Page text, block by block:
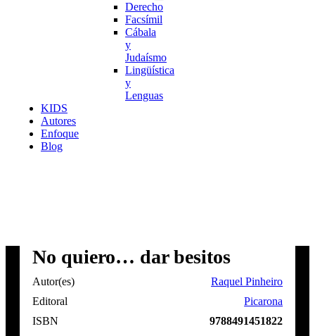
Derecho
Facsímil
Cábala
y
Judaísmo
Lingüística
y
Lenguas
KIDS
Autores
Enfoque
Blog
No quiero… dar besitos
Autor(es)
Raquel Pinheiro
Editoral
Picarona
ISBN
9788491451822